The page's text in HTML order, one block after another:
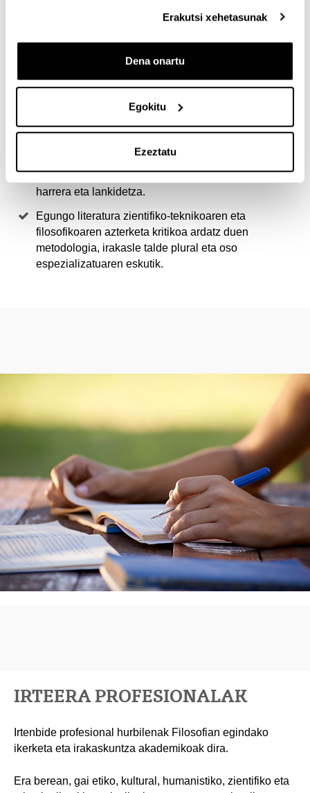
Erakutsi xehetasunak
Dena onartu
Egokitu
Ezeztatu
eta ikerketa, filosofiak, zientziak eta teknologiak
egungo garaiko gizartean dituzten arazoetara
sustatu egiten du filosofia, ingeniaritza, humanitate,
natur zientzia eta gizarte zientzietako ikasleen arteko
harrera eta lankidetza.
Egungo literatura zientifiko-teknikoaren eta
filosofikoaren azterketa kritikoa ardatz duen
metodologia, irakasle talde plural eta oso
espezializatuaren eskutik.
IRTEERA PROFESIONALAK
Irtenbide profesional hurbilenak Filosofian egindako
ikerketa eta irakaskuntza akademikoak dira.
Era berean, gai etiko, kultural, humanistiko, zientifiko eta